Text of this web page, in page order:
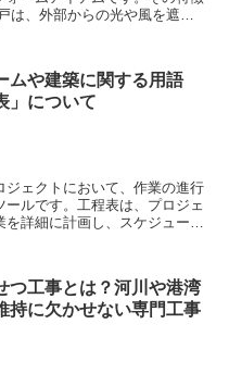
ラーパネルを設置することも
ペースがある場合は、ぜひ検
すことができます。 さら
ります。シャッターを閉める
、不在時や夜間には、シャッ
ができます。また、シャッタ
め、外部からの衝撃にも耐え
だけで綺麗になります。ま
直すことができます。そのた
ができます。 最後に、
ています。様々な色やデザイ
外観をすっきりと保ちながら、
リフォームの際に検討してみ
ムや建築に関する用語
」について
ェクトにおいて、作業の進行
ルです。工程表は、プロジェ
詳細に計画し、スケジュール
遅延や予算超過などの問題を
工程表は作業の優先順位を明
します。 工程表は、
なく、各作業の依存関係も明
完了しなければ次の作業が始
ています。これにより、作業
を図ることができます。 さ
つ工事とは？河川や港湾
持に欠かせない専門工事